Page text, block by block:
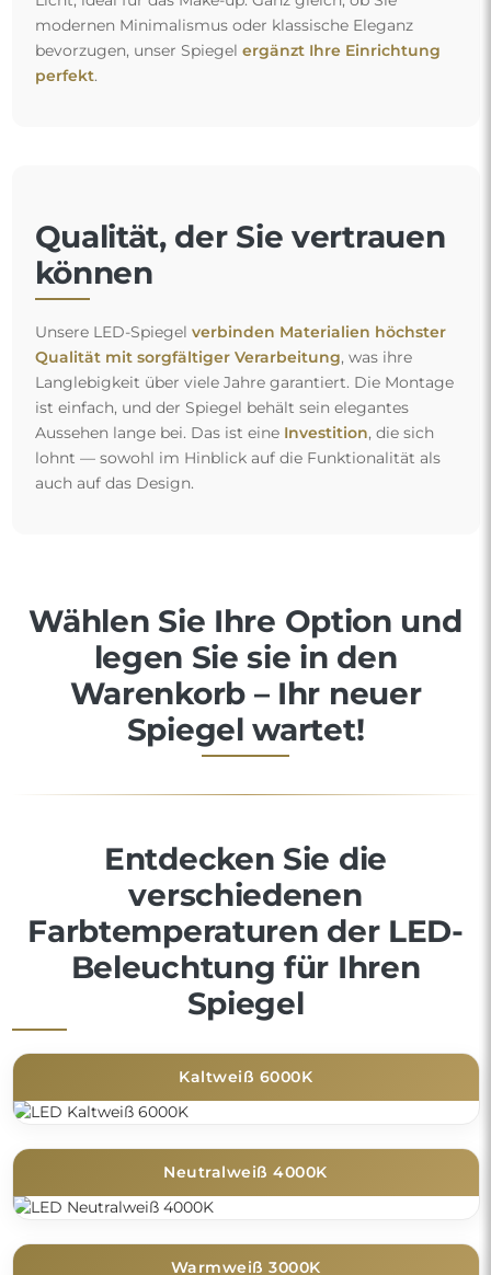
modernen Minimalismus oder klassische Eleganz
bevorzugen, unser Spiegel ergänzt Ihre Einrichtung
perfekt.
Qualität, der Sie vertrauen
können
Unsere LED-Spiegel verbinden Materialien höchster
Qualität mit sorgfältiger Verarbeitung, was ihre
Langlebigkeit über viele Jahre garantiert. Die Montage
ist einfach, und der Spiegel behält sein elegantes
Aussehen lange bei. Das ist eine Investition, die sich
lohnt — sowohl im Hinblick auf die Funktionalität als
auch auf das Design.
Wählen Sie Ihre Option und
legen Sie sie in den
Warenkorb – Ihr neuer
Spiegel wartet!
Entdecken Sie die
verschiedenen
Farbtemperaturen der LED-
Beleuchtung für Ihren
Spiegel
Kaltweiß 6000K
Neutralweiß 4000K
Warmweiß 3000K